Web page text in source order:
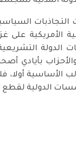
التجاذبات
الأمريكية
والأحزاب
الأساسية أولا،
الدولية لقطع